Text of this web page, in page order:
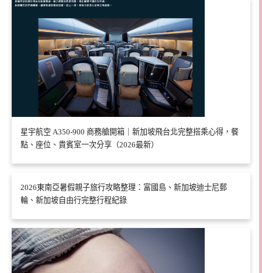
星宇航空 A350-900 商務艙開箱｜新加坡飛台北完整搭乘心得，餐
點、座位、貴賓室一次分享（2026最新）
2026東南亞暑假親子旅行攻略整理：富國島、新加坡迪士尼郵
輪、新加坡自由行完整行程紀錄